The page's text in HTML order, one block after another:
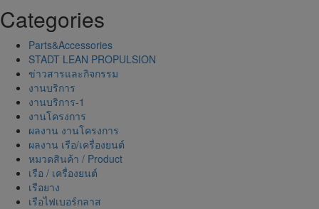
Categories
Parts&Accessories
STADT LEAN PROPULSION
ข่าวสารและกิจกรรม
งานบริการ
งานบริการ-1
งานโครงการ
ผลงาน งานโครงการ
ผลงาน เรือ/เครื่องยนต์
หมวดสินค้า / Product
เรือ / เครื่องยนต์
เรือยาง
เรือไฟเบอร์กลาส